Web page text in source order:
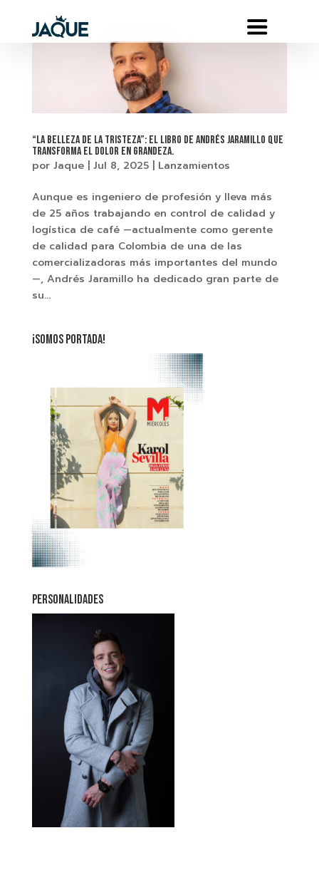
“La Belleza de la Tristeza”: el libro de Andrés Jaramillo que
transforma el dolor en grandeza.
por Jaque| Jul 8, 2025| Lanzamientos
Aunque es ingeniero de profesión y lleva más
de 25 años trabajando en control de calidad y
logística de café —actualmente como gerente
de calidad para Colombia de una de las
comercializadoras más importantes del mundo
—, Andrés Jaramillo ha dedicado gran parte de
su...
¡SOMOS PORTADA!
PERSONALIDADES